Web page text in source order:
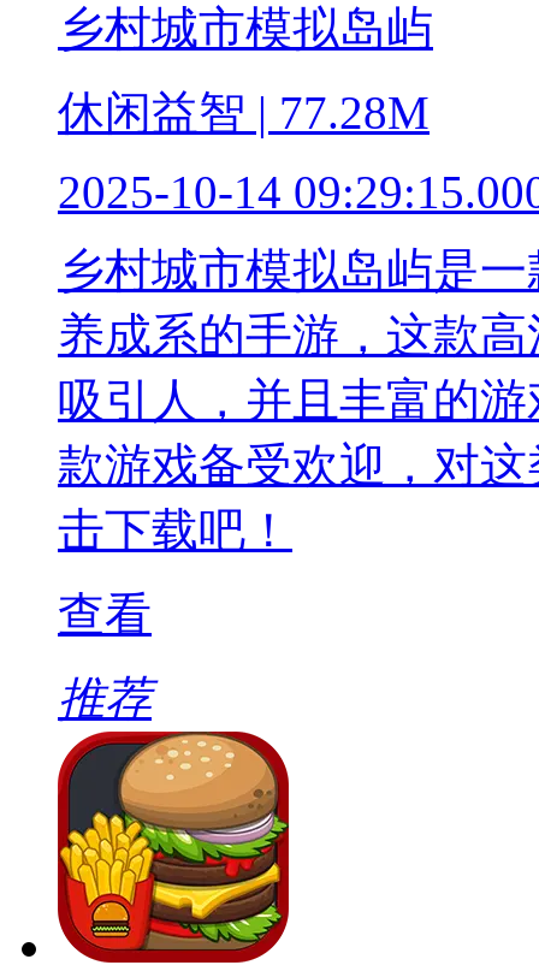
乡村城市模拟岛屿
休闲益智 | 77.28M
2025-10-14
乡村城市模拟岛屿是
养成系的手游，这款
吸引人，并且丰富的
款游戏备受欢迎，对
击下载吧！
查看
推荐